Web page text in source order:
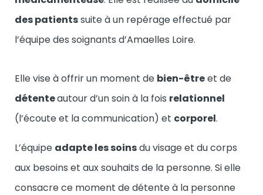
des patientssuite à un repérage effectué par
l’équipe des soignants d’Amaelles Loire.
Elle vise à offrir un moment de bien-êtreet de
détenteautour d’un soin à la fois relationnel
(l’écoute et la communication) et corporel.
L’équipe adapte les soinsdu visage et du corps
aux besoins et aux souhaits de la personne. Si elle
consacre ce moment de détente à la personne